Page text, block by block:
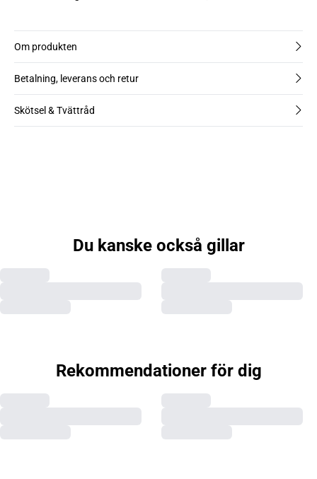
Om produkten
Betalning, leverans och retur
Skötsel & Tvättråd
Du kanske också gillar
Rekommendationer för dig